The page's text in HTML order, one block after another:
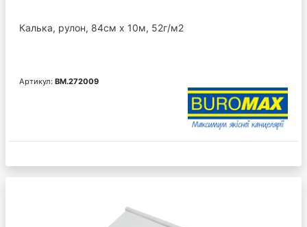
Калька, рулон, 84см х 10м, 52г/м2
Артикул: BM.272009